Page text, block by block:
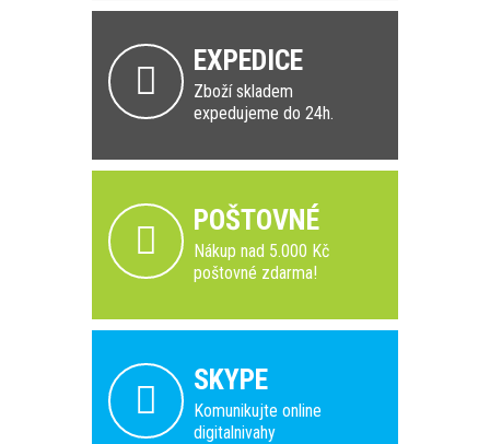
EXPEDICE
Zboží skladem
expedujeme do 24h.
POŠTOVNÉ
Nákup nad 5.000 Kč
poštovné zdarma!
SKYPE
Komunikujte online
digitalnivahy